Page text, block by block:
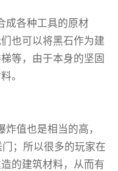
成各种工具的原材
也可以将黑石作为建
等，由于本身的坚固
。
值也是相当的高，
；所以很多的玩家在
的建筑材料，从而有